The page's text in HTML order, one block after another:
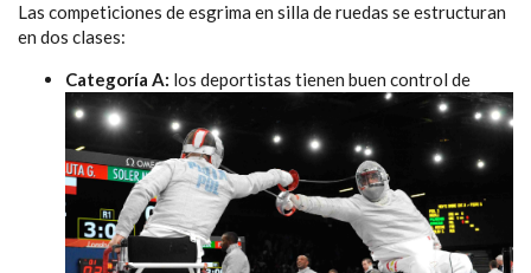
Las competiciones de esgrima en silla de ruedas se estructuran
en dos clases:
Categoría A: los deportistas tienen buen control de